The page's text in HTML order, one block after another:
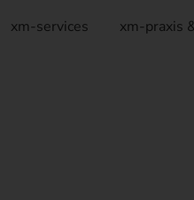
xm-services xm-praxis